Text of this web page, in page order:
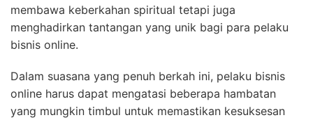
membawa keberkahan spiritual tetapi juga
menghadirkan tantangan yang unik bagi para pelaku
bisnis online.
Dalam suasana yang penuh berkah ini, pelaku bisnis
online harus dapat mengatasi beberapa hambatan
yang mungkin timbul untuk memastikan kesuksesan